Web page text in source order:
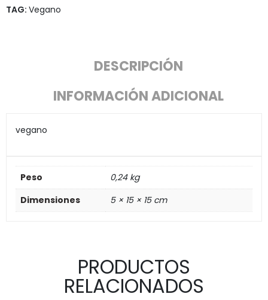
TAG: Vegano
DESCRIPCIÓN
INFORMACIÓN ADICIONAL
vegano
Peso
0,24 kg
Dimensiones
5 × 15 × 15 cm
PRODUCTOS
RELACIONADOS